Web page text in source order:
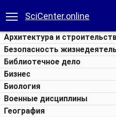
SciCenter.online
Архитектура и
Безопасность
Библиотечное дело
Бизнес
Биология
Военные дисциплины
География